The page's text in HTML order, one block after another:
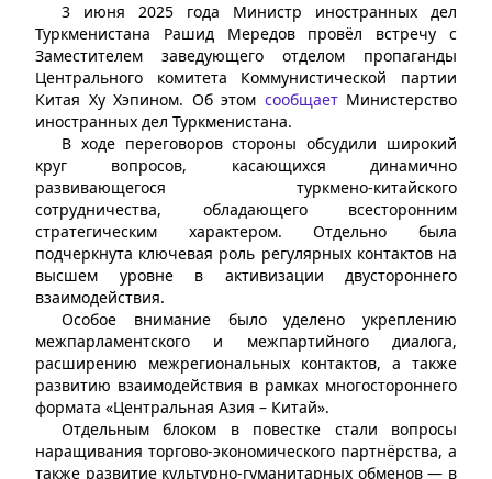
3 июня 2025 года Министр иностранных дел
Туркменистана Рашид Мередов провёл встречу с
Заместителем заведующего отделом пропаганды
Центрального комитета Коммунистической партии
Китая Ху Хэпином. Об этом сообщаетМинистерство
иностранных дел Туркменистана.
В ходе переговоров стороны обсудили широкий
круг вопросов, касающихся динамично
развивающегося туркмено-китайского
сотрудничества, обладающего всесторонним
стратегическим характером. Отдельно была
подчеркнута ключевая роль регулярных контактов на
высшем уровне в активизации двустороннего
взаимодействия.
Особое внимание было уделено укреплению
межпарламентского и межпартийного диалога,
расширению межрегиональных контактов, а также
развитию взаимодействия в рамках многостороннего
формата «Центральная Азия – Китай».
Отдельным блоком в повестке стали вопросы
наращивания торгово-экономического партнёрства, а
также развитие культурно-гуманитарных обменов — в